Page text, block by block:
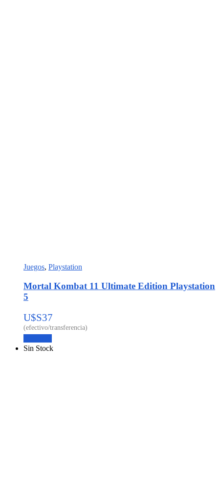
Juegos, Playstation
Mortal Kombat 11 Ultimate Edition Playstation
5
U$S37
Sin Stock